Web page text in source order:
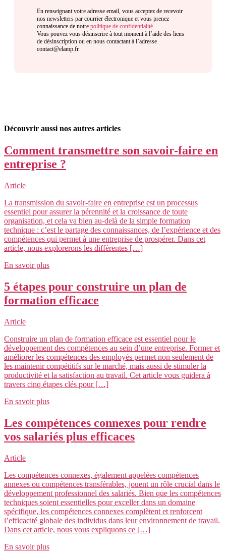
En renseignant votre adresse email, vous acceptez de recevoir
nos newsletters par courrier électronique et vous prenez
connaissance de notre politique de confidentialité.
Vous pouvez vous désinscrire à tout moment à l’aide des liens
de désinscription ou en nous contactant à l’adresse
contact@elamp.fr.
Découvrir aussi nos autres articles
Comment transmettre son savoir-faire en
entreprise ?
Article
La transmission du savoir-faire en entreprise est un processus
essentiel pour assurer la pérennité et la croissance de toute
organisation, et cela va bien au-delà de la simple formation
technique : c’est le partage des connaissances, de l’expérience et des
compétences qui permet à une entreprise de prospérer. Dans cet
article, nous explorerons les différentes […]
En savoir plus
5 étapes pour construire un plan de
formation efficace
Article
Construire un plan de formation efficace est essentiel pour le
développement des compétences au sein d’une entreprise. Former et
améliorer les compétences des employés permet non seulement de
les maintenir compétitifs sur le marché, mais aussi de stimuler la
productivité et la satisfaction au travail. Cet article vous guidera à
travers cinq étapes clés pour […]
En savoir plus
Les compétences connexes pour rendre
vos salariés plus efficaces
Article
Les compétences connexes, également appelées compétences
annexes ou compétences transférables, jouent un rôle crucial dans le
développement professionnel des salariés. Bien que les compétences
techniques soient essentielles pour exceller dans un domaine
spécifique, les compétences connexes complètent et renforcent
l’efficacité globale des individus dans leur environnement de travail.
Dans cet article, nous vous expliquons ce […]
En savoir plus